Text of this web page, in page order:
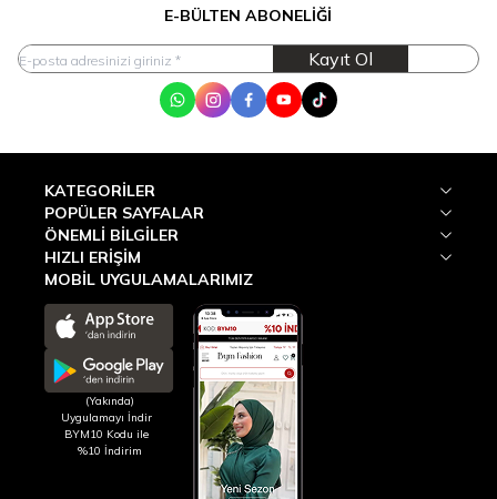
E-BÜLTEN ABONELIĞI
Kayıt Ol
WhatsApp
InstagramFacebook
YoutubeTik Tok
KATEGORILER
POPÜLER SAYFALAR
ÖNEMLI BILGILER
HIZLI ERIŞIM
MOBİL UYGULAMALARIMIZ
(Yakında)
Uygulamayı İndir
BYM10 Kodu ile
%10 İndirim